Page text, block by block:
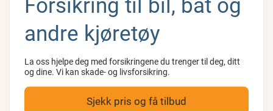
andre kjøretøy
La oss hjelpe deg med forsikringene du trenger til deg, ditt
og dine. Vi kan skade- og livsforsikring.
Sjekk pris og få tilbud